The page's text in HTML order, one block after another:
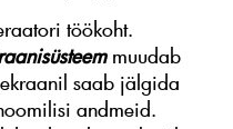
töökoht.
muudab
saab jälgida
andmeid.